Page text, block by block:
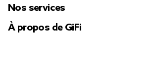
Nos services
À propos de GiFi